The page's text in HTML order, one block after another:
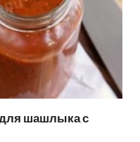
шашлыка с